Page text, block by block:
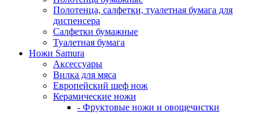
Полотенца, салфетки, туалетная бумага для
диспенсера
Салфетки бумажные
Туалетная бумага
Ножи Samura
Аксессуары
Вилка для мяса
Европейский шеф нож
Керамические ножи
- Фруктовые ножи и овощечистки